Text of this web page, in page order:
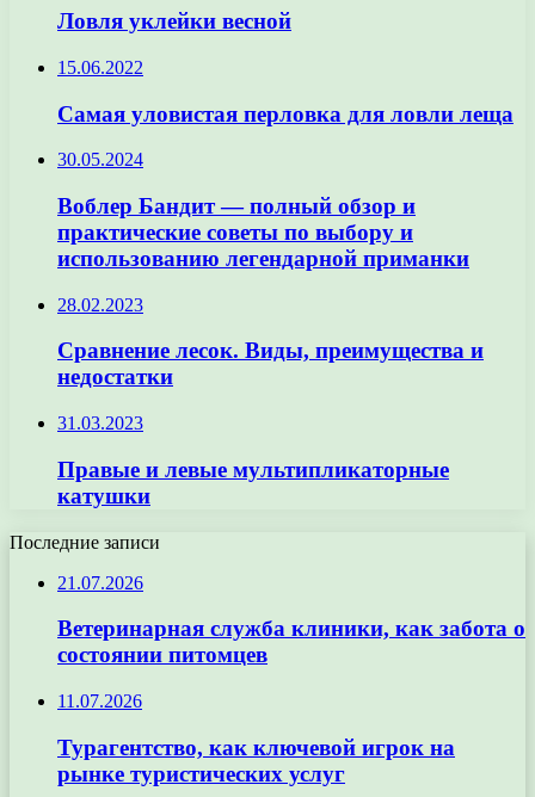
Ловля уклейки весной
15.06.2022
Самая уловистая перловка для ловли леща
30.05.2024
Воблер Бандит — полный обзор и
практические советы по выбору и
использованию легендарной приманки
28.02.2023
Сравнение лесок. Виды, преимущества и
недостатки
31.03.2023
Правые и левые мультипликаторные
катушки
Последние записи
21.07.2026
Ветеринарная служба клиники, как забота о
состоянии питомцев
11.07.2026
Турагентство, как ключевой игрок на
рынке туристических услуг